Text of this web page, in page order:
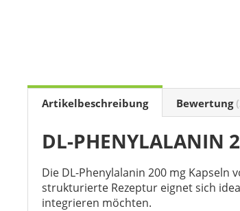
Artikelbeschreibung
DL-PHENYLALANIN
Die DL-Phenylalanin 200 mg
strukturierte Rezeptur eignet sich
integrieren möchten.
Bewertung